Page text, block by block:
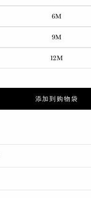
6M
9M
12M
添加到购物袋